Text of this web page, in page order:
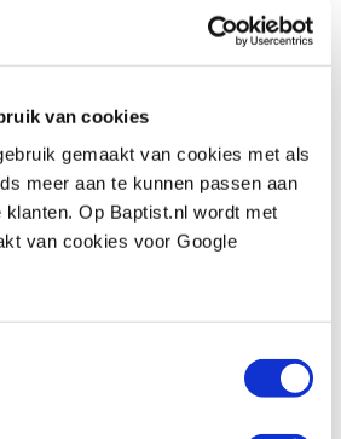
van cookies
gemaakt van cookies met als
meer aan te kunnen passen aan
Op Baptist.nl wordt met
van cookies voor Google
Azobé slangenboor Ø 12 x 380
975283
incl. btw
excl. btw